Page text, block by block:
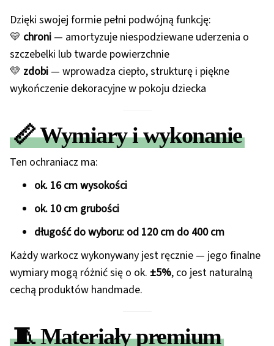
Dzięki swojej formie pełni podwójną funkcję:
💛 chroni — amortyzuje niespodziewane uderzenia o
szczebelki lub twarde powierzchnie
💛 zdobi — wprowadza ciepło, strukturę i piękne
wykończenie dekoracyjne w pokoju dziecka
📏Wymiary i wykonanie
Ten ochraniacz ma:
ok. 16 cm wysokości
ok. 10 cm grubości
długość do wyboru: od 120 cm do 400 cm
Każdy warkocz wykonywany jest ręcznie — jego finalne
wymiary mogą różnić się o ok. ±5%, co jest naturalną
cechą produktów handmade.
🧵Materiały premium